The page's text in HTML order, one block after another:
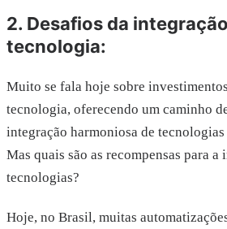
2. Desafios da
tecnologia:
Muito se fala hoje sobre
tecnologia, oferecendo um caminho
integração harmoniosa de tecnologias
Mas quais são as recompensas para a
tecnologias?
Hoje, no Brasil, muitas